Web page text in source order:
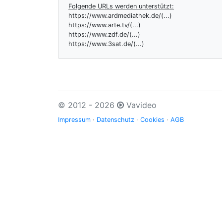
Folgende URLs werden unterstützt:
https://www.ardmediathek.de/(...)
https://www.arte.tv/(...)
https://www.zdf.de/(...)
https://www.3sat.de/(...)
© 2012 - 2026 Vavideo
Impressum · Datenschutz · Cookies · AGB